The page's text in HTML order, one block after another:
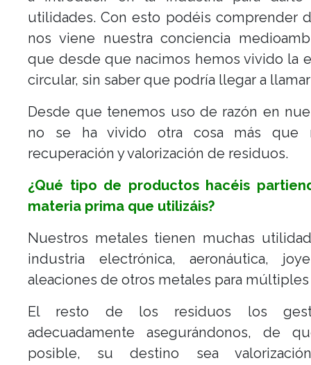
utilidades. Con esto podéis comprender
nos viene nuestra conciencia
que desde que nacimos hemos vivido la
circular, sin saber que podría llegar a
Desde que tenemos uso de razón en
no se ha vivido otra cosa más que
recuperación y valorización de residuos.
¿Qué tipo de productos hacéis
materia prima que utilizáis?
Nuestros metales tienen muchas
industria electrónica, aeronáutica,
aleaciones de otros metales para múltiples
El resto de los residuos los
adecuadamente asegurándonos, de
posible, su destino sea